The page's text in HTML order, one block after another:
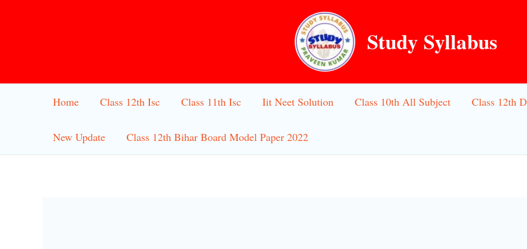
Study Syllabus
Home Class 12th Isc Class 11th Isc Iit Neet Solution Class 10th All Subject Class 12th
New Update Class 12th Bihar Board Model Paper 2022